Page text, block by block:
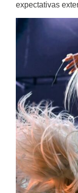
expectativas